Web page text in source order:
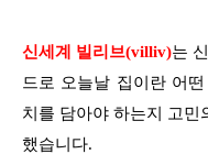
신세계 빌리브(villiv)는
드로 오늘날 집이란 어
치를 담아야 하는지 고민
했습니다.